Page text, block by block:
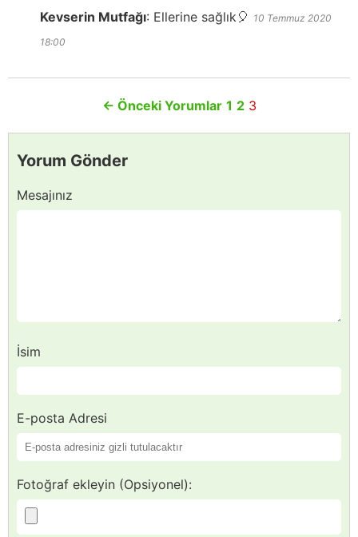
Kevserin Mutfağı: Ellerine sağlık🎈 10 Temmuz 2020
18:00
← Önceki Yorumlar 1 2 3
Yorum Gönder
Mesajınız
İsim
E-posta Adresi
Fotoğraf ekleyin (Opsiyonel):